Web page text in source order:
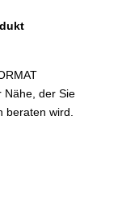
Nähe, der Sie
beraten wird.